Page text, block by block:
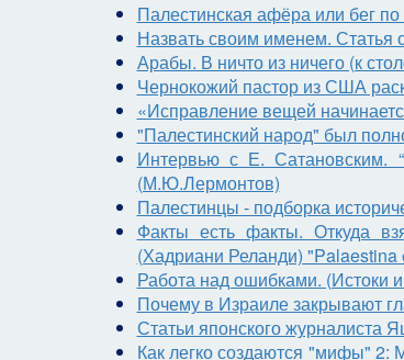
Палестинская афёра или бег
Назвать своим именем. Статья
Арабы. В ничто из ничего (к
Чернокожий пастор из США
«Исправление вещей
"Палестинский народ" был
Интервью с Е.
(М.Ю.Лермонтов)
Палестинцы - подборка
Факты есть факты. Откуда
(Хадриани Реланди) "Palaestina
Работа над ошибками. (Истоки
Почему в Израиле закрывают
Статьи японского журналиста
Как легко создаются "мифы" 2: